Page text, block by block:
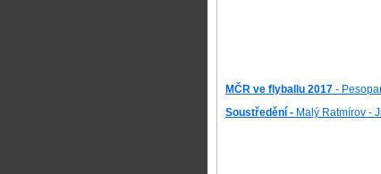
MČR ve flyballu 2017 -
Soustředění - Malý Ratmírov -